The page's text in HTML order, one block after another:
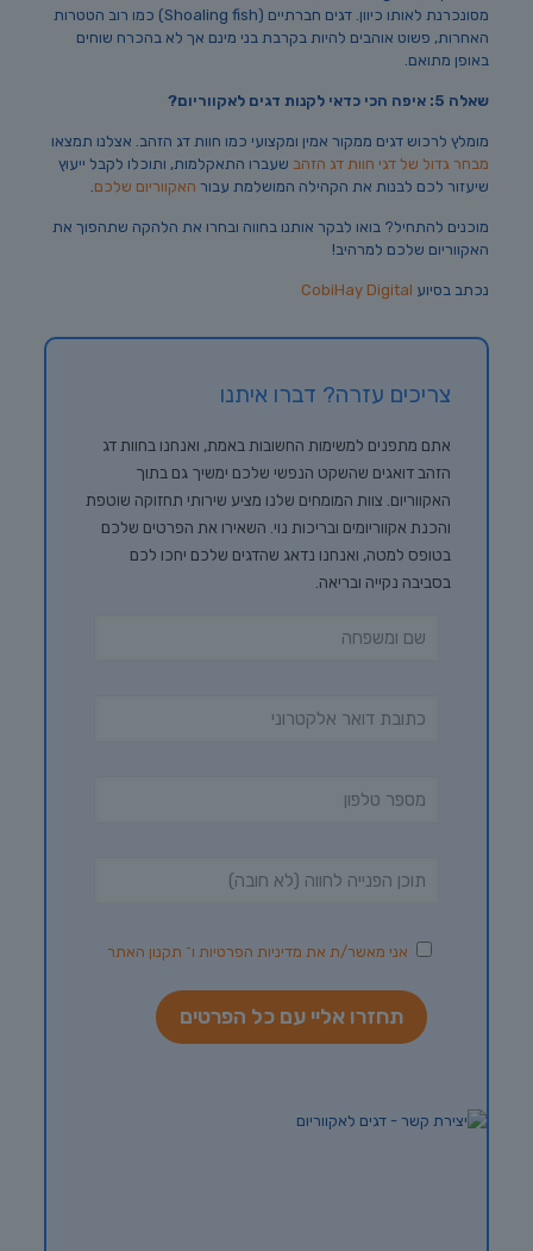
מסונכרנת לאותו כיוון. דגים חברתיים (Shoaling fish) כמו רוב הטטרות
האחרות, פשוט אוהבים להיות בקרבת בני מינם אך לא בהכרח שוחים
באופן מתואם.
שאלה 5: איפה הכי כדאי לקנות דגים לאקווריום?
מומלץ לרכוש דגים ממקור אמין ומקצועי כמו חוות דג הזהב. אצלנו תמצאו
מבחר גדול של דגי חוות דג הזהב שעברו התאקלמות, ותוכלו לקבל ייעוץ
שיעזור לכם לבנות את הקהילה המושלמת עבור האקווריום שלכם
מוכנים להתחיל? בואו לבקר אותנו בחווה ובחרו את הלהקה שתהפוך את
האקווריום שלכם למרהיב!
נכתב בסיוע CobiHay Digital
צריכים עזרה? דברו איתנו
אתם מתפנים למשימות החשובות באמת, ואנחנו בחוות דג
הזהב דואגים שהשקט הנפשי שלכם ימשיך גם בתוך
האקווריום. צוות המומחים שלנו מציע שירותי תחזוקה שוטפת
והכנת אקווריומים ובריכות נוי. השאירו את הפרטים שלכם
בטופס למטה, ואנחנו נדאג שהדגים שלכם יחכו לכם
בסביבה נקייה ובריאה.
אני מאשר/ת את מדיניות הפרטיות ו־ תקנון האתר